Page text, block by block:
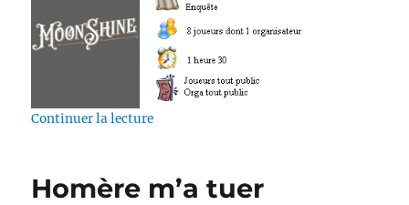
Continuer la lecturede « Meurtre au MoonShine »
Homère m’a tuer